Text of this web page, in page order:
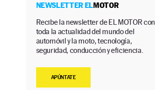
NEWSLETTER ELMOTOR
Recibe la newsletter de EL MOTOR con
toda la actualidad del mundo del
automóvil y la moto, tecnología,
seguridad, conducción y eficiencia.
APÚNTATE